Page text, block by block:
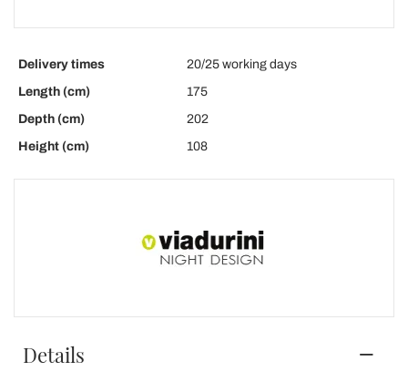
Delivery times
20/25 working days
Length (cm)
175
Depth (cm)
202
Height (cm)
108
Details